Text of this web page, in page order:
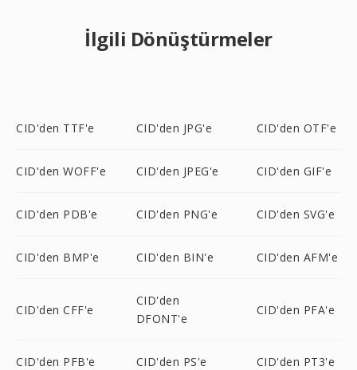
İlgili Dönüştürmeler
CID'den TTF'e CID'den JPG'e CID'den OTF'e
CID'den WOFF'e CID'den JPEG'e CID'den GIF'e
CID'den PDB'e CID'den PNG'e CID'den SVG'e
CID'den BMP'e CID'den BIN'e CID'den AFM'e
CID'den CFF'e
CID'den
DFONT'e
CID'den PFA'e
CID'den PFB'e CID'den PS'e CID'den PT3'e